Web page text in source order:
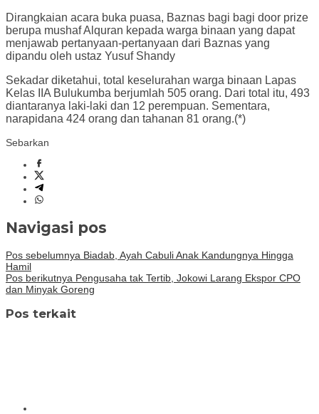
Dirangkaian acara buka puasa, Baznas bagi bagi door prize
berupa mushaf Alquran kepada warga binaan yang dapat
menjawab pertanyaan-pertanyaan dari Baznas yang
dipandu oleh ustaz Yusuf Shandy
Sekadar diketahui, total keselurahan warga binaan Lapas
Kelas IIA Bulukumba berjumlah 505 orang. Dari total itu, 493
diantaranya laki-laki dan 12 perempuan. Sementara,
narapidana 424 orang dan tahanan 81 orang.(*)
Sebarkan
Navigasi pos
Pos sebelumnya Biadab, Ayah Cabuli Anak Kandungnya Hingga
Hamil
Pos berikutnya Pengusaha tak Tertib, Jokowi Larang Ekspor CPO
dan Minyak Goreng
Pos terkait